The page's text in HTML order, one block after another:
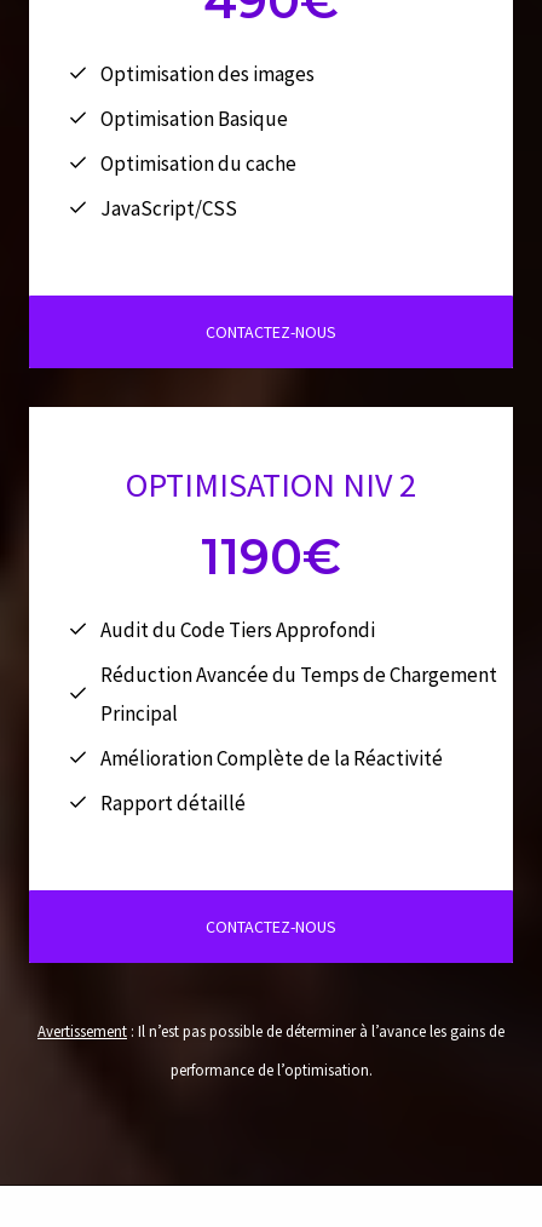
Optimisation des images
Optimisation Basique
Optimisation du cache
JavaScript/CSS
CONTACTEZ-NOUS
OPTIMISATION NIV 2
1190€
Audit du Code Tiers Approfondi
Réduction Avancée du Temps de Chargement
Principal
Amélioration Complète de la Réactivité
Rapport détaillé
CONTACTEZ-NOUS
Avertissement : Il n’est pas possible de déterminer à l’avance les gains de
performance de l’optimisation.